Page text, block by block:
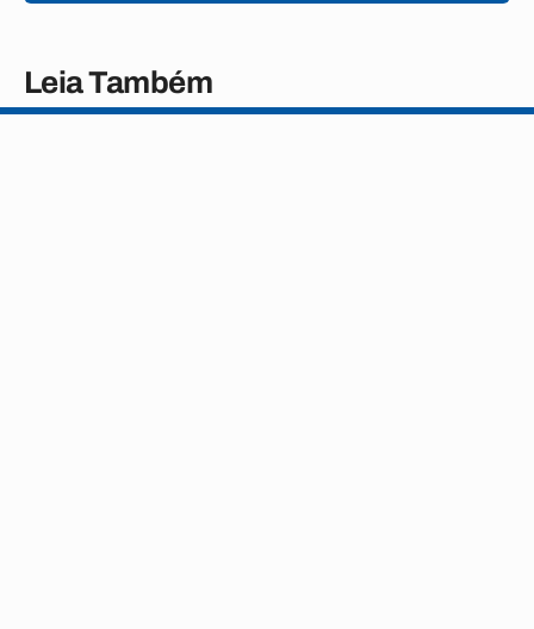
Leia Também